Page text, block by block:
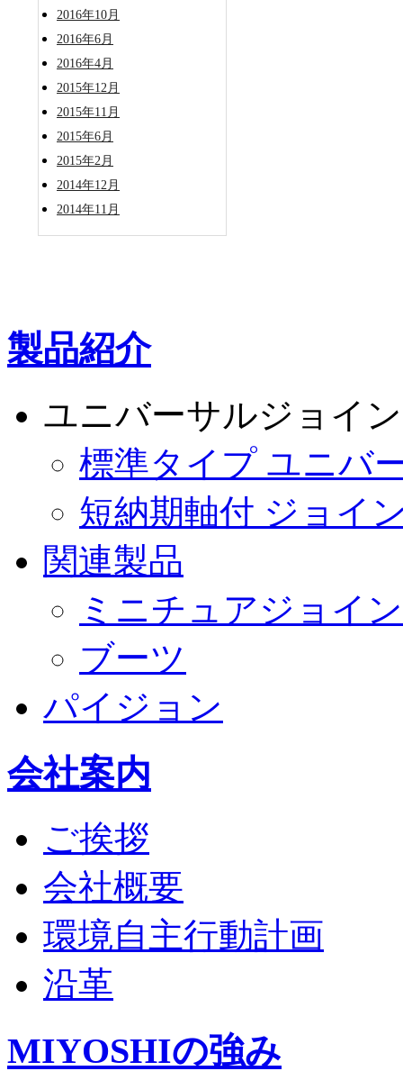
2016年10月
2016年6月
2016年4月
2015年12月
2015年11月
2015年6月
2015年2月
2014年12月
2014年11月
製品紹介
ユニバーサルジョイ
標準タイプ ユニバ
短納期軸付 ジョイ
関連製品
ミニチュアジョイ
ブーツ
パイジョン
会社案内
ご挨拶
会社概要
環境自主行動計画
沿革
MIYOSHIの強み